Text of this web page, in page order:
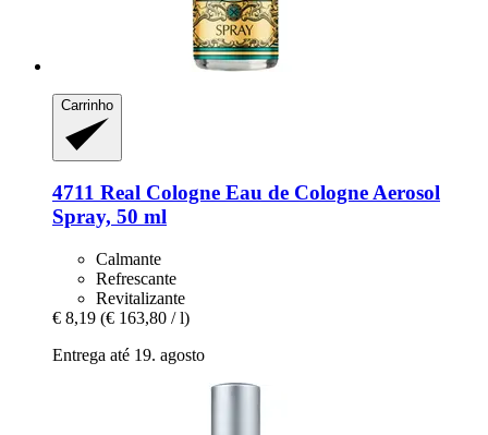
Carrinho
4711 Real Cologne Eau de Cologne Aerosol
Spray, 50 ml
Calmante
Refrescante
Revitalizante
€ 8,19 (€ 163,80 / l)
Entrega até 19. agosto